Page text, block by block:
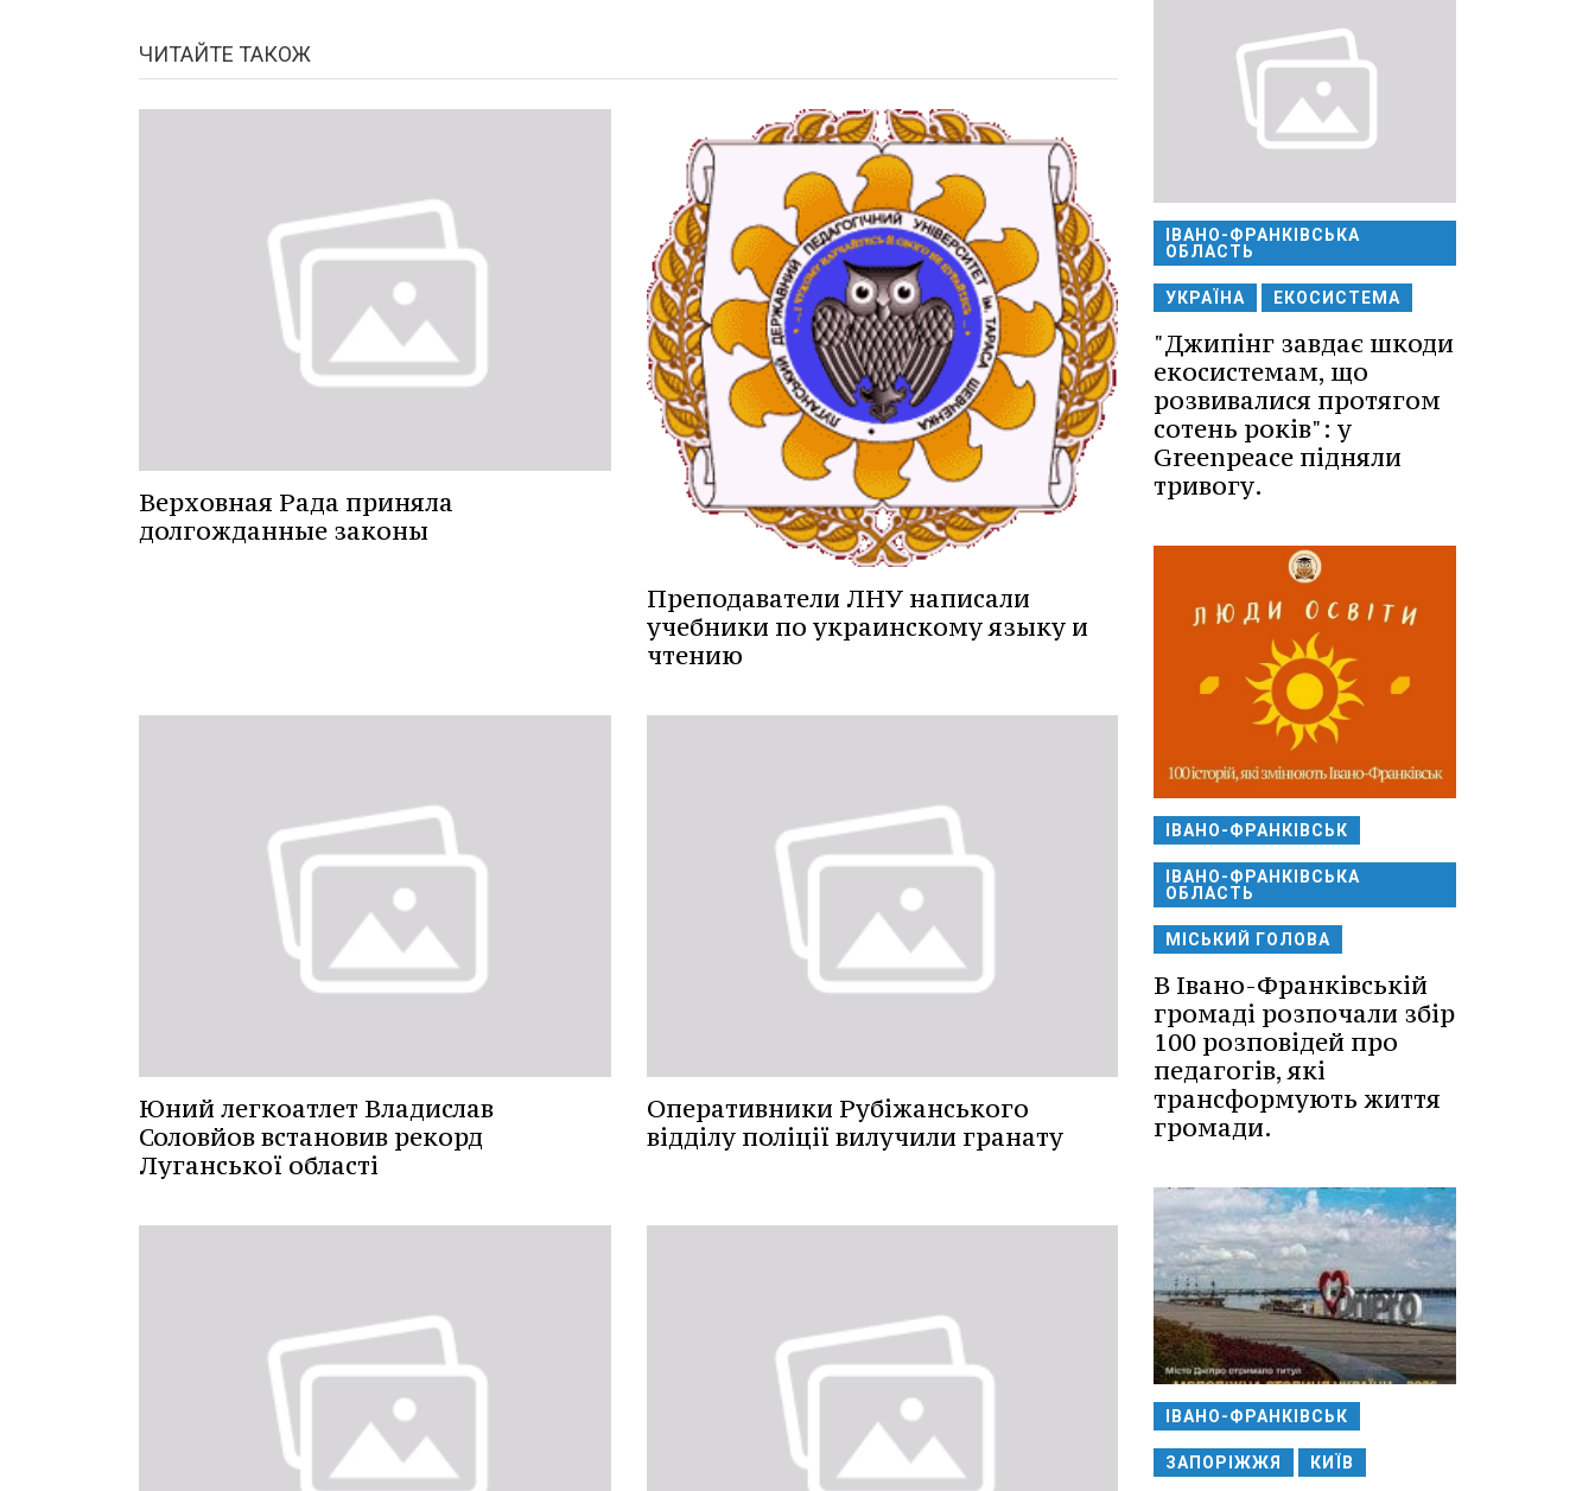
ЧИТАЙТЕ ТАКОЖ
Верховная Рада приняла
долгожданные законы
Преподаватели ЛНУ написали
учебники по украинскому языку и
чтению
Юний легкоатлет Владислав
Соловйов встановив рекорд
Луганської області
Оперативники Рубіжанського
відділу поліції вилучили гранату
ІВАНО-ФРАНКІВСЬКА
ОБЛАСТЬ
УКРАЇНА ЕКОСИСТЕМА
"Джипінг завдає шкоди
екосистемам, що
розвивалися протягом
сотень років": у
Greenpeace підняли
тривогу.
ІВАНО-ФРАНКІВСЬК
ІВАНО-ФРАНКІВСЬКА
ОБЛАСТЬ
МІСЬКИЙ ГОЛОВА
В Івано-Франківській
громаді розпочали збір
100 розповідей про
педагогів, які
трансформують життя
громади.
ІВАНО-ФРАНКІВСЬК
ЗАПОРІЖЖЯ КИЇВ